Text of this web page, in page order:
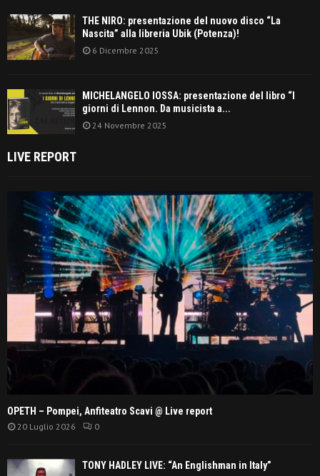
THE NIRO: presentazione del nuovo disco “La
Nascita” alla libreria Ubik (Potenza)!
6 Dicembre 2025
MICHELANGELO IOSSA: presentazione del libro “I
giorni di Lennon. Da musicista a...
24 Novembre 2025
LIVE REPORT
OPETH – Pompei, Anfiteatro Scavi @ Live report
20 Luglio 2026 0
TONY HADLEY LIVE: “An Englishman in Italy”